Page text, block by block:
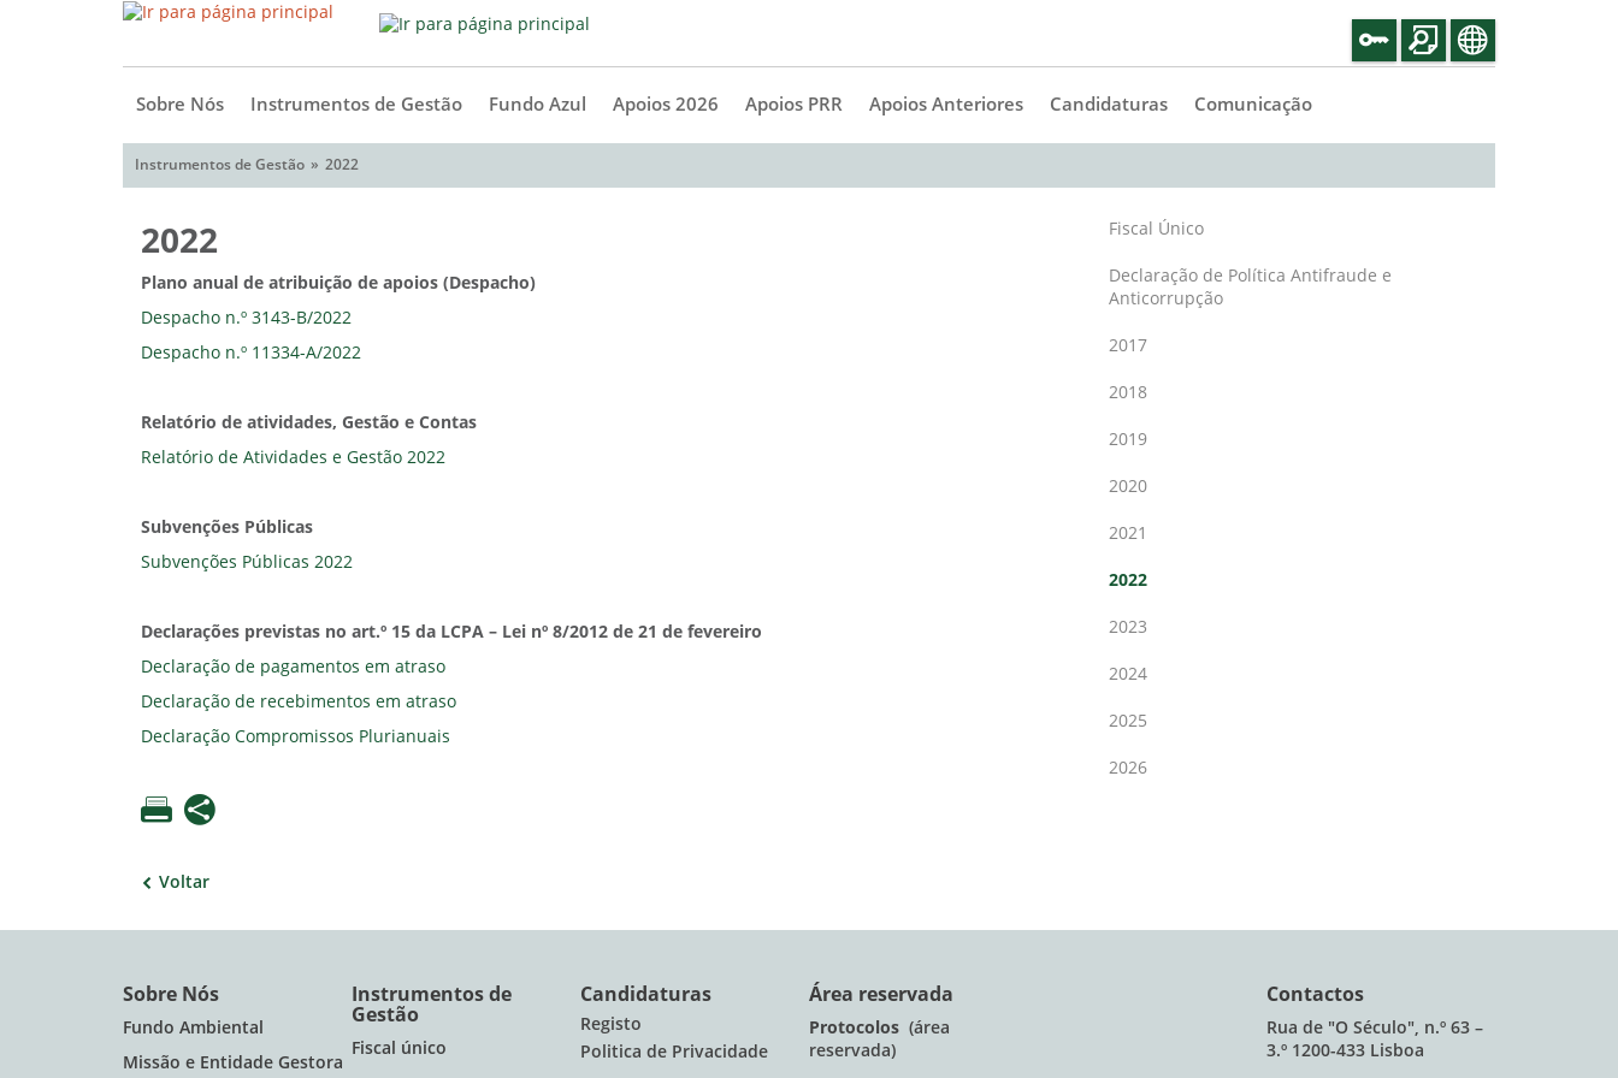
Sobre Nós Instrumentos de Gestão Fundo Azul Apoios 2026 Apoios PRR Apoios Anteriores Candidaturas Comunicação
Instrumentos de Gestão 2022
2022
Plano anual de atribuição de apoios (Despacho)
Despacho n.º 3143-B/2022
Despacho n.º 11334-A/2022
Relatório de atividades, Gestão e Contas
Relatório de Atividades e Gestão 2022
Subvenções Públicas
Subvenções Públicas 2022
Declarações previstas no art.º 15 da LCPA – Lei nº 8/2012 de 21 de fevereiro
Declaração de pagamentos em atraso
Declaração de recebimentos em atraso
Declaração Compromissos Plurianuais
Voltar
Fiscal Único
Declaração de Política Antifraude e
Anticorrupção
2017
2018
2019
2020
2021
2022
2023
2024
2025
2026
Sobre Nós
Fundo Ambiental
Missão e Entidade Gestora
Instrumentos de
Gestão
Fiscal único
Candidaturas
Registo
Politica de Privacidade
Área reservada
Protocolos (área
reservada)
Contactos
Rua de "O Século", n.º 63 –
3.º 1200-433 Lisboa